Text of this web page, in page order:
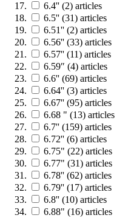
6.4'' (2) articles
6.5'' (31) articles
6.51'' (2) articles
6.56'' (33) articles
6.57'' (11) articles
6.59″ (4) articles
6.6'' (69) articles
6.64'' (3) articles
6.67'' (95) articles
6.68 " (13) articles
6.7'' (159) articles
6.72'' (6) articles
6.75" (22) articles
6.77" (31) articles
6.78'' (62) articles
6.79'' (17) articles
6.8'' (10) articles
6.88" (16) articles